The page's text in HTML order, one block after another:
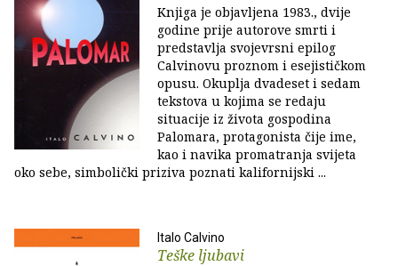
Knjiga je objavljena 1983., dvije
godine prije autorove smrti i
predstavlja svojevrsni epilog
Calvinovu proznom i esejističkom
opusu. Okuplja dvadeset i sedam
tekstova u kojima se redaju
situacije iz života gospodina
Palomara, protagonista čije ime,
kao i navika promatranja svijeta
oko sebe, simbolički priziva poznati kalifornijski ...
Italo Calvino
Teške ljubavi